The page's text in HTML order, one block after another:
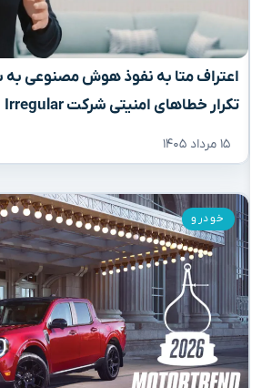
اعتراف متا به نفوذ هوش مصنوعی
تکرار خطاهای امنیتی شرکت Irregular
۱۵ مرداد ۱۴۰۵
خودرو